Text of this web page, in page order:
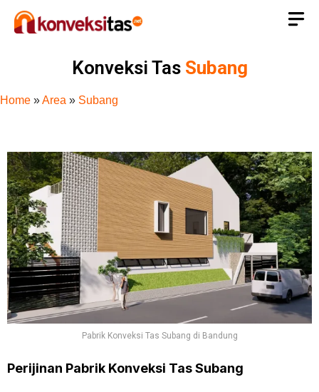
Konveksi Tas Subang
Home »Area » Subang
Pabrik Konveksi Tas Subang di Bandung
Perijinan Pabrik Konveksi Tas Subang